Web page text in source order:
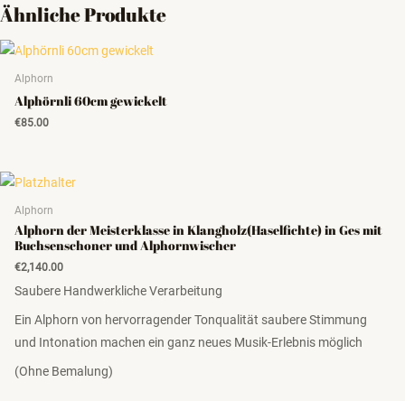
Ähnliche Produkte
Alphorn
Alphörnli 60cm gewickelt
€85.00
Alphorn
Alphorn der Meisterklasse in Klangholz(Haselfichte) in Ges mit
Buchsenschoner und Alphornwischer
€2,140.00
Saubere Handwerkliche Verarbeitung
Ein Alphorn von hervorragender Tonqualität saubere Stimmung
und Intonation machen ein ganz neues Musik-Erlebnis möglich
(Ohne Bemalung)